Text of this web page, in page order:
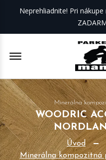
Neprehliadnite! Pri
Offcanvas Menu Open
Minerálna
WOODRIC
Úvod
Minerálna kompozitná